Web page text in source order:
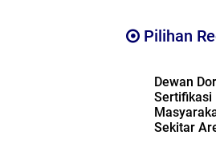
Pilihan
Dewan
Sertifikasi
Sekitar